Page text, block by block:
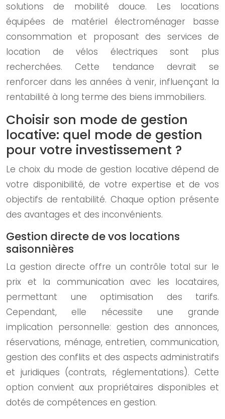
solutions de mobilité douce. Les locations
équipées de matériel électroménager basse
consommation et proposant des services de
location de vélos électriques sont plus
recherchées. Cette tendance devrait se
renforcer dans les années à venir, influençant la
rentabilité à long terme des biens immobiliers.
Choisir son mode de gestion
locative: quel mode de gestion
pour votre investissement ?
Le choix du mode de gestion locative dépend de
votre disponibilité, de votre expertise et de vos
objectifs de rentabilité. Chaque option présente
des avantages et des inconvénients.
Gestion directe de vos locations
saisonnières
La gestion directe offre un contrôle total sur le
prix et la communication avec les locataires,
permettant une optimisation des tarifs.
Cependant, elle nécessite une grande
implication personnelle: gestion des annonces,
réservations, ménage, entretien, communication,
gestion des conflits et des aspects administratifs
et juridiques (contrats, réglementations). Cette
option convient aux propriétaires disponibles et
dotés de compétences en gestion.